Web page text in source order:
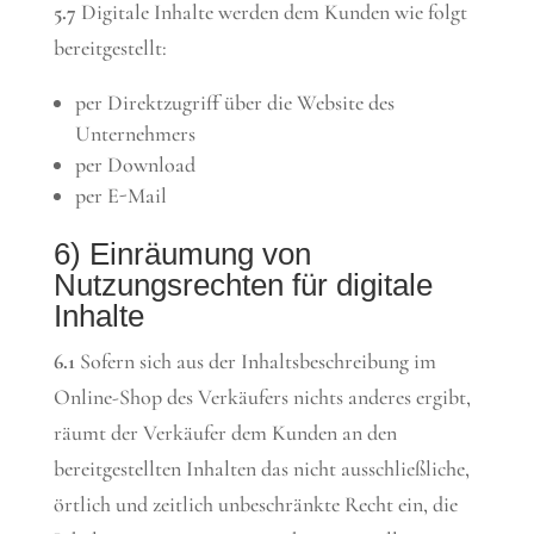
5.7 Digitale Inhalte werden dem Kunden wie folgt
bereitgestellt:
per Direktzugriff über die Website des
Unternehmers
per Download
per E-Mail
6) Einräumung von
Nutzungsrechten für digitale
Inhalte
6.1 Sofern sich aus der Inhaltsbeschreibung im
Online-Shop des Verkäufers nichts anderes ergibt,
räumt der Verkäufer dem Kunden an den
bereitgestellten Inhalten das nicht ausschließliche,
örtlich und zeitlich unbeschränkte Recht ein, die